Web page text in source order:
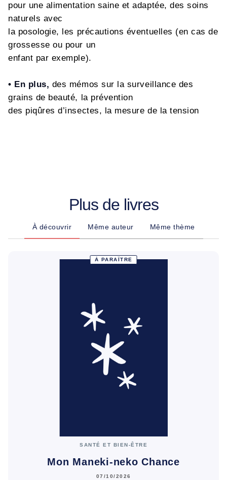
pour une alimentation saine et adaptée, des soins
naturels avec
la posologie, les précautions éventuelles (en cas de
grossesse ou pour un
enfant par exemple).
• En plus, des mémos sur la surveillance des
grains de beauté, la prévention
des piqûres d’insectes, la mesure de la tension
Plus de livres
À découvrir Même auteur Même thème
À PARAÎTRE
SANTÉ ET BIEN-ÊTRE
Mon Maneki-neko Chance
07/10/2026